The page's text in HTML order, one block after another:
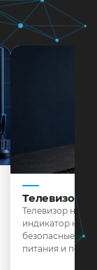
Телевизор
Телевизор не
индикатор не
безопасные
питания и